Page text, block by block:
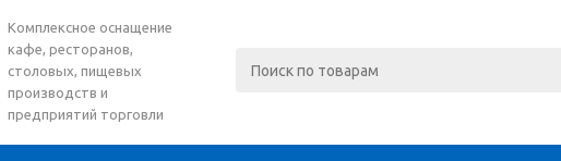
Комплексное оснащение
кафе, ресторанов,
столовых, пищевых
производств и
предприятий торговли